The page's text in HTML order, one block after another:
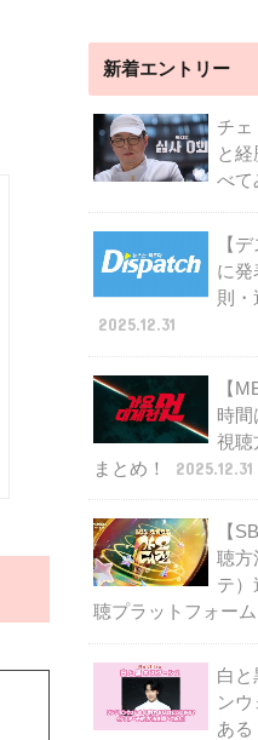
新着エントリー
チェ
と
べて
【
に発
則・
2025.12.31
【
時間
視聴
まとめ！
2025.12.31
【
聴方
テ）
聴プラットフォー
白と
ン
ある